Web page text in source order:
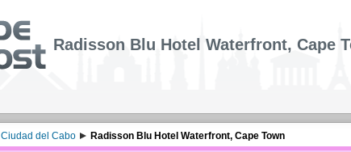
Radisson Blu Hotel Waterfront, Cape
Ciudad del Cabo Radisson Blu Hotel Waterfront, Cape Town